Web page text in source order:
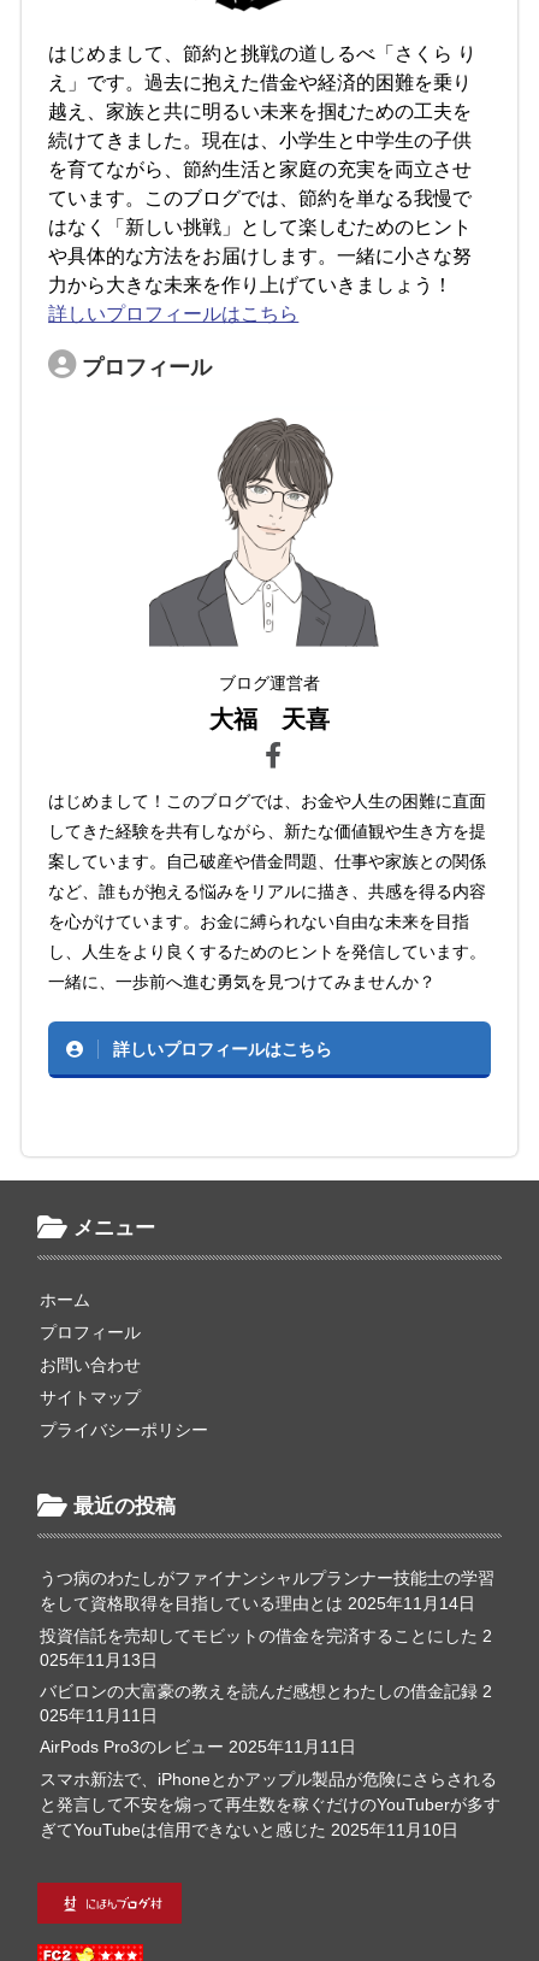
はじめまして、節約と挑戦の道しるべ「さくら り
え」です。過去に抱えた借金や経済的困難を乗り
越え、家族と共に明るい未来を掴むための工夫を
続けてきました。現在は、小学生と中学生の子供
を育てながら、節約生活と家庭の充実を両立させ
ています。このブログでは、節約を単なる我慢で
はなく「新しい挑戦」として楽しむためのヒント
や具体的な方法をお届けします。一緒に小さな努
力から大きな未来を作り上げていきましょう！
詳しいプロフィールはこちら
プロフィール
ブログ運営者
大福 天喜
はじめまして！このブログでは、お金や人生の困難に直面
してきた経験を共有しながら、新たな価値観や生き方を提
案しています。自己破産や借金問題、仕事や家族との関係
など、誰もが抱える悩みをリアルに描き、共感を得る内容
を心がけています。お金に縛られない自由な未来を目指
し、人生をより良くするためのヒントを発信しています。
一緒に、一歩前へ進む勇気を見つけてみませんか？
詳しいプロフィールはこちら
メニュー
ホーム
プロフィール
お問い合わせ
サイトマップ
プライバシーポリシー
最近の投稿
うつ病のわたしがファイナンシャルプランナー技能士の学習
をして資格取得を目指している理由とは 2025年11月14日
投資信託を売却してモビットの借金を完済することにした 2
025年11月13日
バビロンの大富豪の教えを読んだ感想とわたしの借金記録 2
025年11月11日
AirPods Pro3のレビュー 2025年11月11日
スマホ新法で、iPhoneとかアップル製品が危険にさらされる
と発言して不安を煽って再生数を稼ぐだけのYouTuberが多す
ぎてYouTubeは信用できないと感じた 2025年11月10日